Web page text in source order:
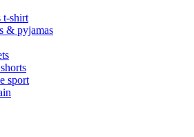
t-shirt
& pyjamas
sport